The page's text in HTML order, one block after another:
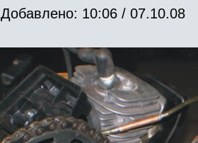
Добавлено: 10:06 / 07.10.08